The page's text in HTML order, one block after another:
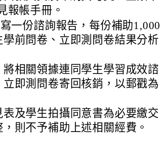
報帳手冊。
一份諮詢報告，每份補助1,000
前問卷、立即測問卷結果分析
相關領據連同學生學習成效諮
即測問卷寄回核銷，以郵戳為
及學生拍攝同意書為必要繳交
則不予補助上述相關經費。